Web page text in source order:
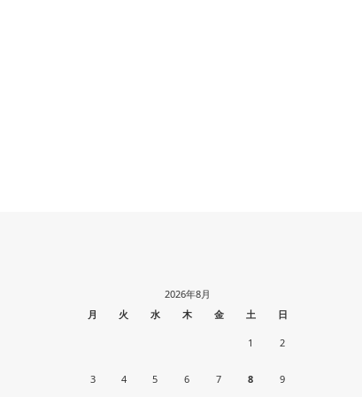
2026年8月
月
火 水 木 金 土 日
1 2
3 4 5 6 7 8 9